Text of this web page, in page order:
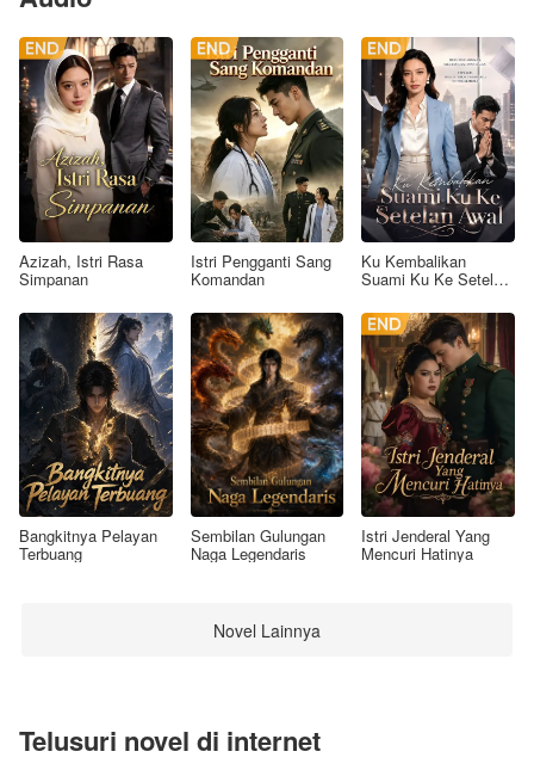
Azizah, Istri Rasa
Simpanan
Istri Pengganti Sang
Komandan
Ku Kembalikan
Suami Ku Ke Setelan
Bangkitnya Pelayan
Terbuang
Sembilan Gulungan
Naga Legendaris
Istri Jenderal Yang
Mencuri Hatinya
Novel Lainnya
Telusuri novel di internet